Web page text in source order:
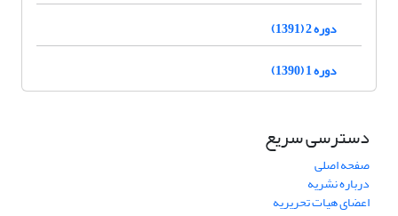
دوره 2 (1391)
دوره 1 (1390)
دسترسی سریع
صفحه اصلی
درباره نشریه
اعضای هیات تحریریه